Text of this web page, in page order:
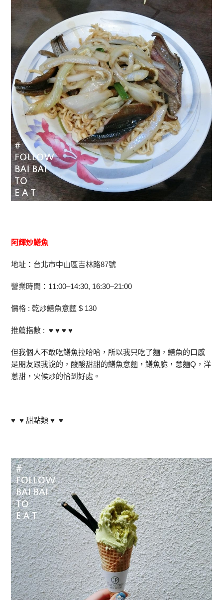
阿輝炒鱔魚
地址：台北市中山區吉林路87號
營業時間：11:00–14:30, 16:30–21:00
價格 : 乾炒鱔魚意麵 $ 130
推薦指數 : ♥ ♥ ♥ ♥
但我個人不敢吃鱔魚拉哈哈，所以我只吃了麵，鱔魚的口感
是朋友跟我說的，酸酸甜甜的鱔魚意麵，鱔魚脆，意麵Q，洋
蔥甜，火候炒的恰到好處。
♥ ♥ 甜點類 ♥ ♥